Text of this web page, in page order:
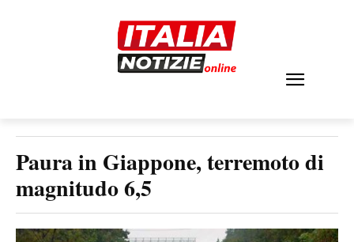
Paura in Giappone, terremoto di
magnitudo 6,5